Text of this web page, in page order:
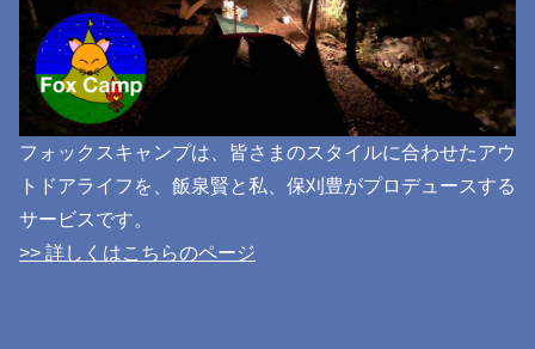
フォックスキャンプは、皆さまのスタイルに合わせたアウ
トドアライフを、飯泉賢と私、保刈豊がプロデュースする
サービスです。
>> 詳しくはこちらのページ